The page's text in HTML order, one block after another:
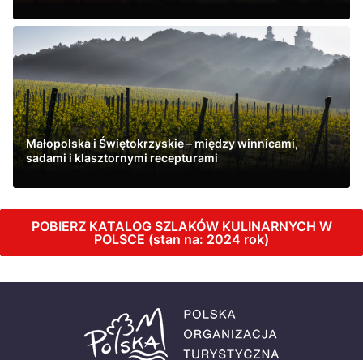
Zobacz
Małopolska i Świętokrzyskie – między winnicami,
sadami i klasztornymi recepturami
Zobacz
POBIERZ KATALOG SZLAKÓW KULINARNYCH W
POLSCE (stan na: 2024 rok)